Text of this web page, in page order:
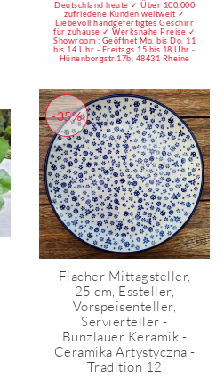
Deutschland heute ✓ Über 100.000
zufriedene Kunden weltweit ✓
Liebevoll handgefertigtes Geschirr
für zuhause ✓ Werksnahe Preise ✓
Showroom : Geöffnet Mo. bis Do. 11
bis 14 Uhr - Freitags 15 bis 18 Uhr -
Hünenborgstr.17b, 48431 Rheine
-35%
Flacher Mittagsteller,
25 cm, Essteller,
Vorspeisenteller,
Servierteller -
Bunzlauer Keramik -
Ceramika Artystyczna -
Tradition 12